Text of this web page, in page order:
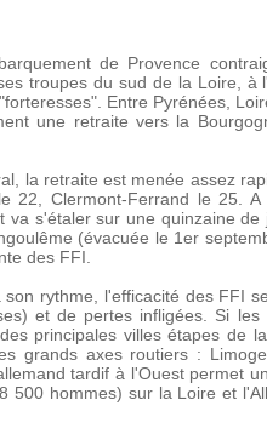
de Provence
troupes du sud de la Loire, à
Entre Pyrénées,
une retraite vers la
la retraite est menée assez
22, Clermont-Ferrand le 25.
s'étaler sur une quinzaine
(évacuée le 1er
des FFI.
rythme, l'efficacité des FFI
et de pertes infligées. Si
principales villes étapes de
grands axes routiers :
tardif à l'Ouest permet
500 hommes) sur la Loire et